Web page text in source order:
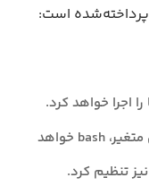
پرداخته‌شده است:
اجرا خواهد کرد.
در بیشتر موارد، مقدار پیش‌فرض این متغیر، bash خواهد
تنظیم کرد.